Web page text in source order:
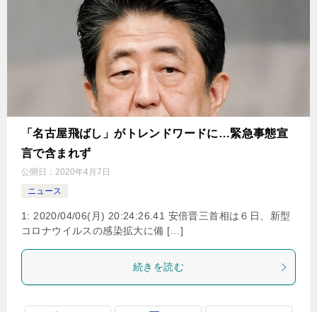
「名古屋飛ばし」がトレンドワードに…緊急事態宣
言で含まれず
公開日： 2020年4月7日
ニュース
1: 2020/04/06(月) 20:24:26.41 安倍晋三首相は６日、新型
コロナウイルスの感染拡大に備 […]
続きを読む